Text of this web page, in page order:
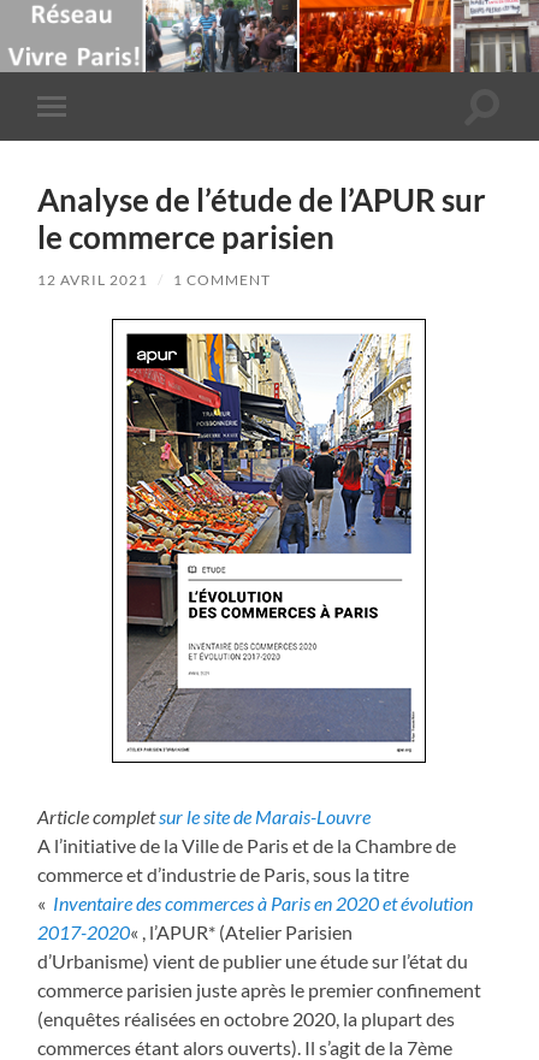
Toggle
mobile
Analyse de l’étude de l’APUR sur
le commerce parisien
12 AVRIL 2021 / 1 COMMENT
Article completsur le site de Marais-Louvre
A l’initiative de la Ville de Paris et de la Chambre de
commerce et d’industrie de Paris, sous la titre
« Inventaire des commerces à Paris en 2020 et évolution
2017-2020« , l’APUR* (Atelier Parisien
d’Urbanisme) vient de publier une étude sur l’état du
commerce parisien juste après le premier confinement
(enquêtes réalisées en octobre 2020, la plupart des
commerces étant alors ouverts). Il s’agit de la 7ème